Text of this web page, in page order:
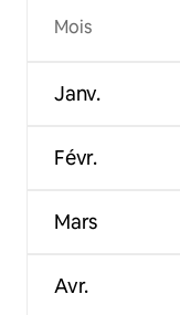
Mois
Janv.
Févr.
Mars
Avr.